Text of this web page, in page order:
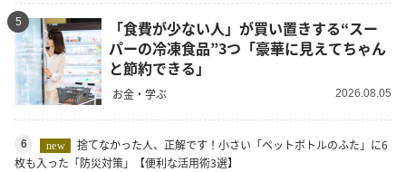
5
「食費が少ない人」が買い置きする“スー
パーの冷凍食品”3つ「豪華に見えてちゃん
と節約できる」
お金・学ぶ 2026.08.05
6 new
捨てなかった人、正解です！小さい「ペットボトルのふた」に6
枚も入った「防災対策」【便利な活用術3選】